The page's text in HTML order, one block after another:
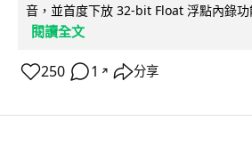
音，並首度下放 32-bit Float 浮點內錄
閱讀全文
250 1 ↗ 分享